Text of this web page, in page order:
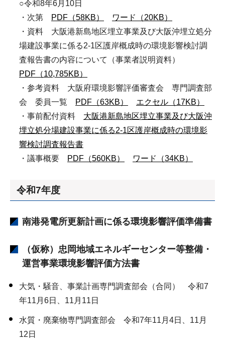
○令和8年6⽉10⽇
・次第
PDF（58KB）
ワード（20KB）
・資料 大阪港新島地区埋立事業及び大阪沖埋立処分
場建設事業に係る2-1区護岸概成時の環境影響検討調
査報告書の内容について（事業者説明資料）
PDF（10,785KB）
・参考資料 大阪府環境影響評価審査会 専門調査部
会 委員一覧
PDF（63KB）
エクセル（17KB）
・事前配付資料 大阪港新島地区埋立事業及び大阪沖
埋立処分場建設事業に係る2-1区護岸概成時の環境影
響検討調査報告書
・議事概要
PDF（560KB） ワード（34KB）
令和7年度
南港発電所更新計画に係る環境影響評価準備書
（仮称）忠岡地域エネルギーセンター等整備・
運営事業環境影響評価方法書
大気・騒音、事業計画専門調査部会（合同） 令和7
年11月6日、11月11日
水質・廃棄物専門調査部会 令和7年11月4日、11月
12日